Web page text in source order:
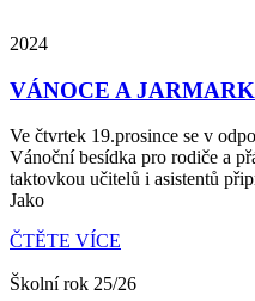
2024
VÁNOCE A JARMARK
Ve čtvrtek 19.prosince se v
Vánoční besídka pro rodiče a
taktovkou učitelů i asistentů
Jako
ČTĚTE VÍCE
Školní rok 25/26